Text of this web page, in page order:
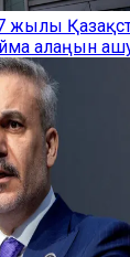
жылы
алаңын